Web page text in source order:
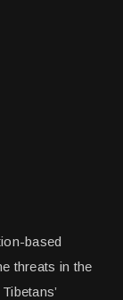
based
threats in the